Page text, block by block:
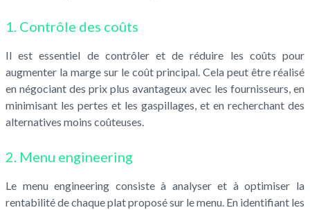
1. Contrôle des coûts
Il est essentiel de contrôler et de réduire les coûts pour
augmenter la marge sur le coût principal. Cela peut être réalisé
en négociant des prix plus avantageux avec les fournisseurs, en
minimisant les pertes et les gaspillages, et en recherchant des
alternatives moins coûteuses.
2. Menu engineering
Le menu engineering consiste à analyser et à optimiser la
rentabilité de chaque plat proposé sur le menu. En identifiant les